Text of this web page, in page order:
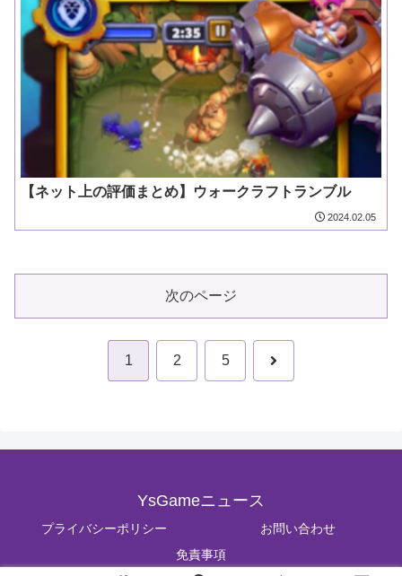
【ネット上の評価まとめ】ウォークラフトランブル
2024.02.05
次のページ
1 2 5 次
YsGameニュース
プライバシーポリシー
お問い合わせ
免責事項